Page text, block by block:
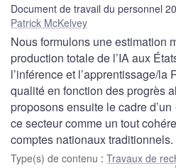
Document de travail du personnel
Patrick McKelvey
Nous formulons une estimation
production totale de l’IA aux
l’inférence et l’apprentissage/la
qualité en fonction des progrès
proposons ensuite le cadre
ce secteur comme un tout
comptes nationaux traditionnels.
Type(s) de contenu : Travaux de